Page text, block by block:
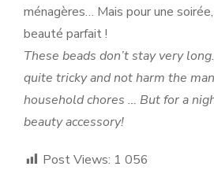
ménagères… Mais pour une
beauté parfait !
These beads don’t stay very
quite tricky and not harm the
household chores … But for a
beauty accessory!
Post Views: 1 056